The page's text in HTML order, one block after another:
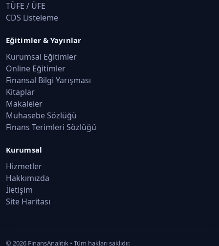
TÜFE / ÜFE
CDS Listeleme
Eğitimler & Yayınlar
Kurumsal Eğitimler
Online Eğitimler
Finansal Bilgi Yarışması
Kitaplar
Makaleler
Muhasebe Sözlüğü
Finans Terimleri Sözlüğü
Kurumsal
Hizmetler
Hakkımızda
İletişim
Site Haritası
© 2026 FinansAnalitik • Tüm hakları saklıdır.